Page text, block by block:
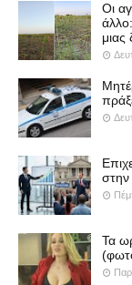
Οι
μιας
στην
Τα